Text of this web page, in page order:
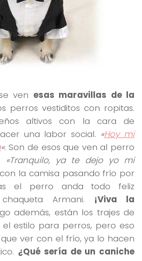
ven esas maravillas de la
perros vestiditos con ropitas.
altivos con la cara de
una labor social. «Hoy mi
«. Son de esos que ven al perro
«Tranquilo, ya te dejo yo mi
la camisa pasando frío por
el perro anda todo feliz
Armani. ¡Viva la
además, están los trajes de
estilo para perros, pero eso
ver con el frío, ya lo hacen
¿Qué sería de un caniche